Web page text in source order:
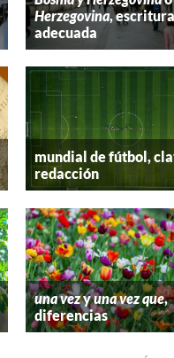
Herzegovina, escritura
adecuada
mundial de fútbol,
redacción
una vezyuna vez que,
diferencias